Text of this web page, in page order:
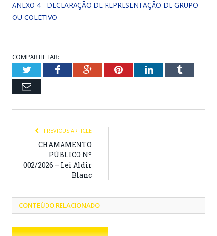
ANEXO 4 - DECLARAÇÃO DE REPRESENTAÇÃO DE GRUPO
OU COLETIVO
COMPARTILHAR:
TwitterFacebookGoogle+PinterestLinkedInTumblr
Email
PREVIOUS ARTICLE
CHAMAMENTO
PÚBLICO Nº
002/2026 – Lei Aldir
Blanc
CONTEÚDO RELACIONADO